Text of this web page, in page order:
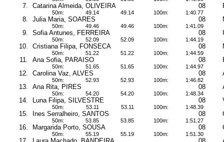
7. Catarina Almeida, OLIVEIRA 08
50m: 49.14 49.14 100m: 1:40.77
8. Julia Maria, SOARES 08
50m: 49.46 49.46 100m: 1:41.09
9. Sofia Antunes, FERREIRA 08
50m: 52.09 52.09 100m: 1:44.19
10. Cristiana Filipa, FONSECA 08
50m: 51.22 51.22 100m: 1:44.59
11. Ana Sofia, PARAISO 08
50m: 51.65 51.65 100m: 1:44.97
12. Carolina Vaz, ALVES 08
50m: 52.93 52.93 100m: 1:46.82
13. Ana Rita, PIRES 08
50m: 54.20 54.20 100m: 1:48.34
14. Luna Filipa, SILVESTRE 08
50m: 53.11 53.11 100m: 1:48.39
15. Ines Serralheiro, SANTOS 08
50m: 53.85 53.85 100m: 1:51.27
16. Margarida Porto, SOUSA 08
50m: 55.19 55.19 100m: 1:51.30